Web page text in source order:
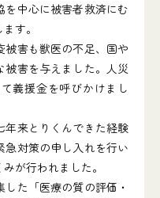
を中心に被害者救済にむ
す。
害も獣医の不足、国や
害を与えました。人災
義援金を呼びかけまし
来とりくんできた経験
急対策の申し入れを行い
が行われました。
た「医療の質の評価・